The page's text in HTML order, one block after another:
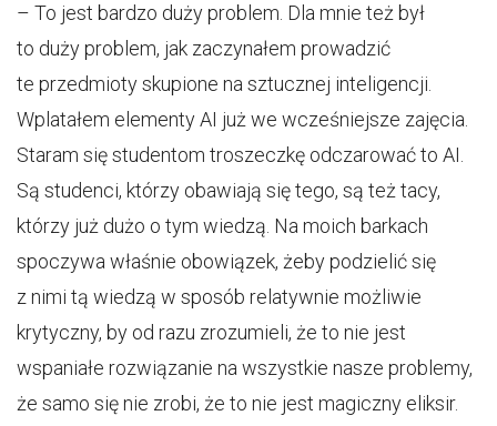
– To jest bardzo duży problem. Dla mnie też był
to duży problem, jak zaczynałem prowadzić
te przedmioty skupione na sztucznej inteligencji.
Wplatałem elementy AI już we wcześniejsze zajęcia.
Staram się studentom troszeczkę odczarować to AI.
Są studenci, którzy obawiają się tego, są też tacy,
którzy już dużo o tym wiedzą. Na moich barkach
spoczywa właśnie obowiązek, żeby podzielić się
z nimi tą wiedzą w sposób relatywnie możliwie
krytyczny, by od razu zrozumieli, że to nie jest
wspaniałe rozwiązanie na wszystkie nasze problemy,
że samo się nie zrobi, że to nie jest magiczny eliksir.